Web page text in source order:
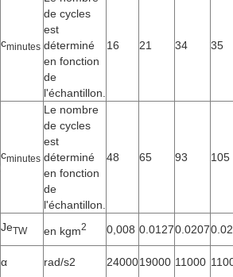
cminutes
de cycles
est
déterminé
en fonction
de
l'échantillon.
16 21 34 35
cminutes
Le nombre
de cycles
est
déterminé
en fonction
de
l'échantillon.
48 65 93 105
JeTW en kgm2 0,008 0.01270.0207
α rad/s2 2400019000 11000